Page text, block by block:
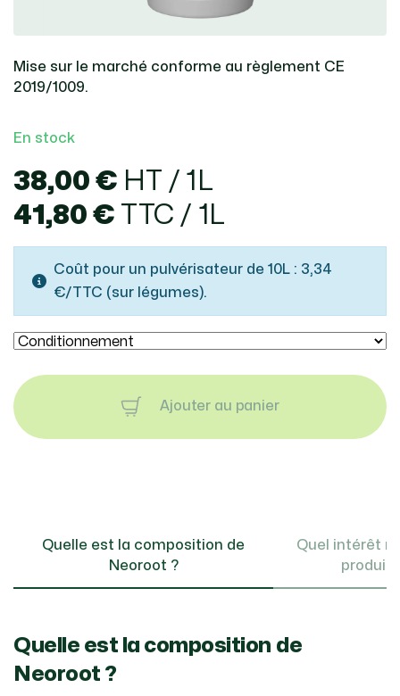
Mise sur le marché conforme au règlement CE
2019/1009.
En stock
38,00 € HT / 1L
41,80 € TTC / 1L
Coût pour un pulvérisateur de 10L : 3,34
€/TTC (sur légumes).
Ajouter au panier
Quelle est la composition de
Neoroot ?
Quel intérêt
produit
Quelle est la composition de
Neoroot ?